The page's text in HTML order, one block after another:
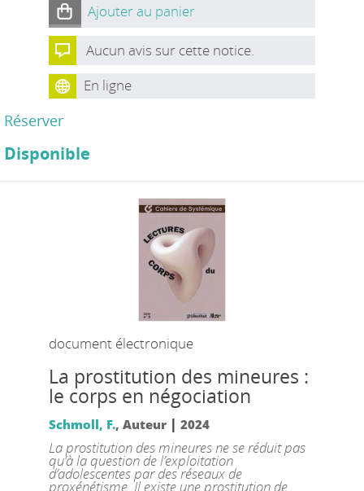
Ajouter au panier
Aucun avis sur cette notice.
En ligne
Réserver
Disponible
document électronique
La prostitution des mineures :
le corps en négociation
Schmoll, F., Auteur | 2024
La prostitution des mineures ne se réduit pas
qu’à la question de l’exploitation
d’adolescentes par des réseaux de
proxénétisme. Il existe une prostitution de